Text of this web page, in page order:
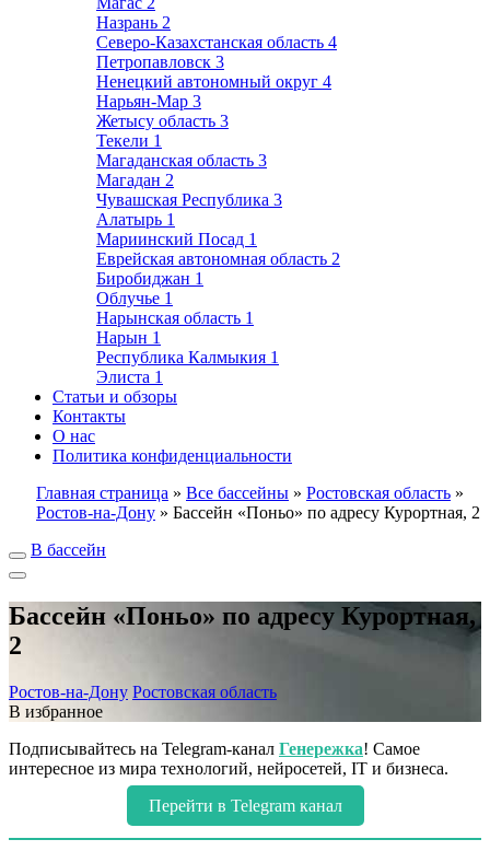
Назрань 2
Северо-Казахстанская область 4
Петропавловск 3
Ненецкий автономный округ 4
Нарьян-Мар 3
Жетысу область 3
Текели 1
Магаданская область 3
Магадан 2
Чувашская Республика 3
Алатырь 1
Мариинский Посад 1
Еврейская автономная область 2
Биробиджан 1
Облучье 1
Нарынская область 1
Нарын 1
Республика Калмыкия 1
Элиста 1
Статьи и обзоры
Контакты
О нас
Политика конфиденциальности
Главная страница » Все бассейны » Ростовская область »
Ростов-на-Дону » Бассейн «Поньо» по адресу Курортная, 2
В бассейн
Бассейн «Поньо» по адресу Курортная,
2
Ростов-на-Дону Ростовская область
В избранное
Подписывайтесь на Telegram-канал Генережка! Самое
интересное из мира технологий, нейросетей, IT и бизнеса.
Перейти в Telegram канал